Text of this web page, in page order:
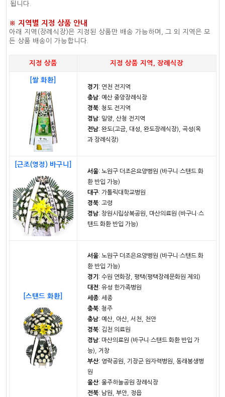
됩니다.
※ 지역별 지정 상품 안내
아래 지역(장례식장)은 지정된 상품만 배송 가능하며, 그 외 지역은 모
든 상품 배송이 가능합니다.
지정 상품 지정 상품 지역, 장례식장
[쌀 화환]
경기 : 연천 전지역
충남: 예산 중앙장례식장
경북: 청도 전지역
경남: 밀양, 산청 전지역
전남: 완도(고금, 대성, 완도장례식장), 곡성(옥
과 장례식장)
[근조(영정) 바구니]
서울: 노원구 더조은요양병원 (바구니·스탠드 화
환 반입 가능)
대구: 가톨릭대학교병원
경북: 고령
경남: 창원시립상복공원, 마산의료원 (바구니·스
탠드 화환 반입 가능)
[스탠드 화환]
서울: 노원구 더조은요양병원 (바구니·스탠드 화
환 반입 가능)
경기 : 수원 연화장, 평택(평택장례문화원 제외)
대전: 유성 한가족병원
세종: 세종
충북: 청주
충남: 예산, 아산, 서천, 천안
경북: 김천 의료원
경남: 마산의료원 (바구니·스탠드 화환 반입 가
능), 거창
부산: 영락공원, 기장군 원자력병원, 동래봉생병
원
울산: 울주하늘공원 장례식장
전북: 남원, 부안, 정읍